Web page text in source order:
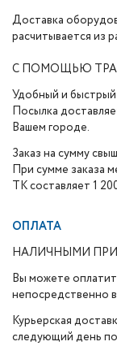
Доставка
расчитывается из
С ПОМОЩЬЮ
Удобный и
Посылка
Вашем городе.
Заказ на сумму
При сумме заказа
ТК составляет 1
ОПЛАТА
НАЛИЧНЫМИ
Вы можете
непосредственно
Курьерская
следующий день